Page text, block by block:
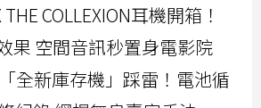
COLLEXION耳機開箱！
果 空間音訊秒置身電影院
全新庫存機」踩雷！電池循